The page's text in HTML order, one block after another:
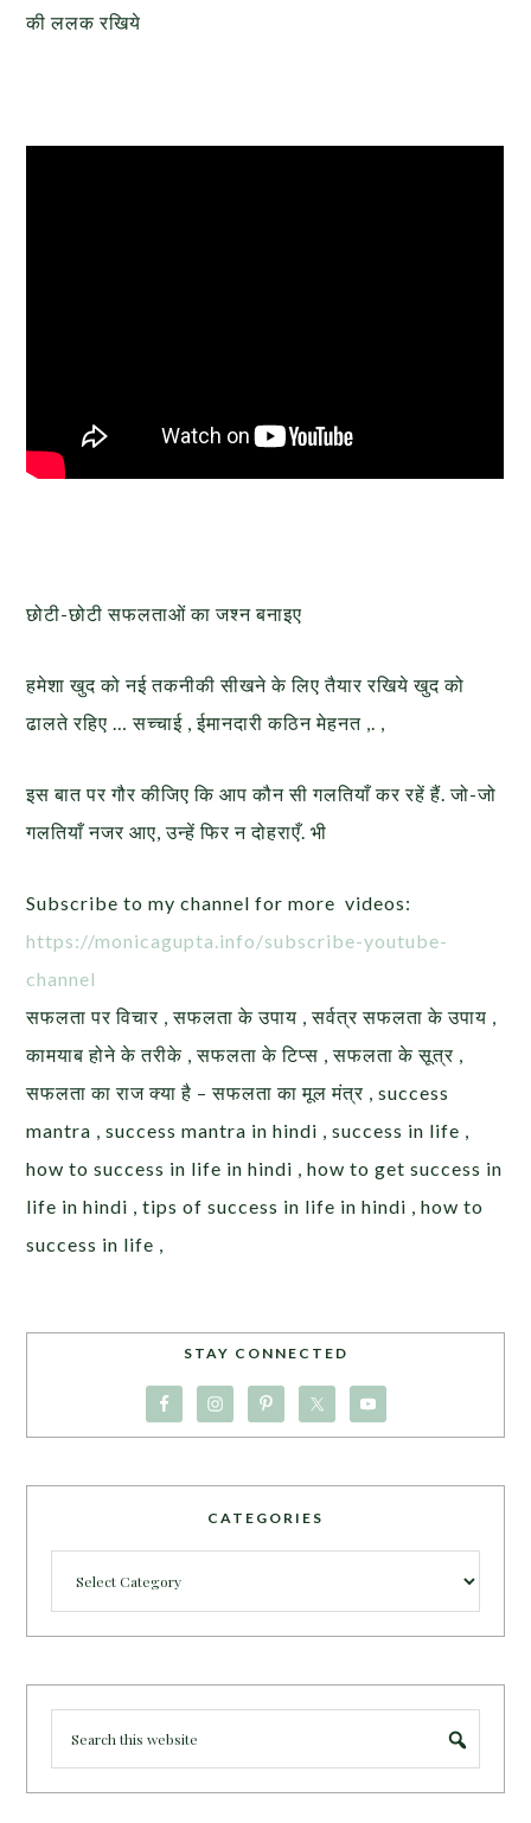
की ललक रखिये
छोटी-छोटी सफलताओं का जश्न बनाइए
हमेशा खुद को नई तकनीकी सीखने के लिए तैयार रखिये खुद को
ढालते रहिए … सच्चाई , ईमानदारी कठिन मेहनत ,. ,
इस बात पर गौर कीजिए कि आप कौन सी गलतियाँ कर रहें हैं. जो-जो
गलतियाँ नजर आए, उन्हें फिर न दोहराएँ. भी
Subscribe to my channel for more videos:
https://monicagupta.info/subscribe-youtube-
channel
सफलता पर विचार , सफलता के उपाय , सर्वत्र सफलता के उपाय ,
कामयाब होने के तरीके , सफलता के टिप्स , सफलता के सूत्र ,
सफलता का राज क्या है – सफलता का मूल मंत्र , success
mantra , success mantra in hindi , success in life ,
how to success in life in hindi , how to get success in
life in hindi , tips of success in life in hindi , how to
success in life ,
STAY CONNECTED
CATEGORIES